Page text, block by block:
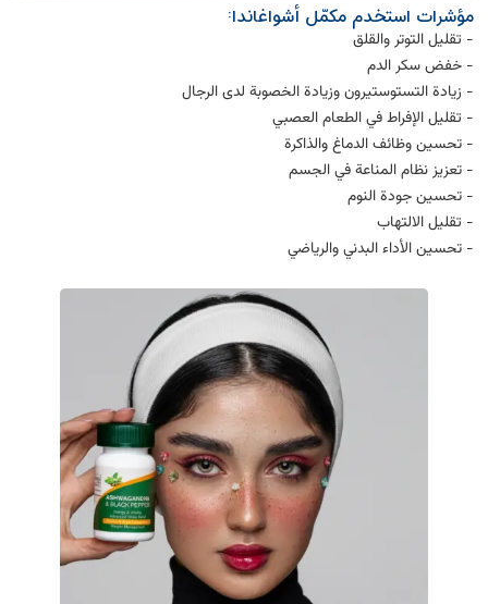
مؤشرات استخدم مكمّل أشواغاندا:
- تقليل التوتر والقلق
- خفض سكر الدم
- زيادة التستوستيرون وزيادة الخصوبة لدى الرجال
- تقليل الإفراط في الطعام العصبي
- تحسين وظائف الدماغ والذاكرة
- تعزيز نظام المناعة في الجسم
- تحسين جودة النوم
- تقليل الالتهاب
- تحسين الأداء البدني والرياضي